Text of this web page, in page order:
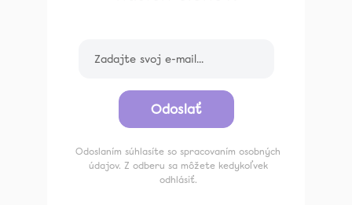
Odoslať
Odoslaním súhlasíte so spracovaním osobných
údajov. Z odberu sa môžete kedykoľvek
odhlásiť.